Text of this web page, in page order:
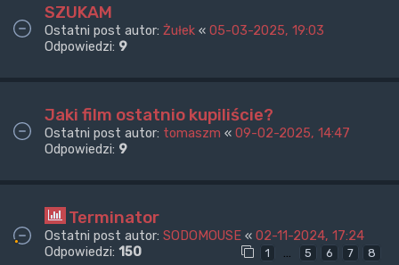
SZUKAM
Ostatni post autor: Żułek « 05-03-2025, 19:03
Odpowiedzi: 9
Jaki film ostatnio kupiliście?
Ostatni post autor: tomaszm « 09-02-2025, 14:47
Odpowiedzi: 9
Terminator
Ostatni post autor: SODOMOUSE « 02-11-2024, 17:24
Odpowiedzi: 150 1 … 5 6 7 8